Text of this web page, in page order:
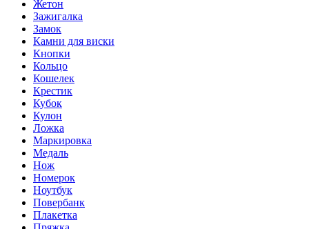
Жетон
Зажигалка
Замок
Камни для виски
Кнопки
Кольцо
Кошелек
Крестик
Кубок
Кулон
Ложка
Маркировка
Медаль
Нож
Номерок
Ноутбук
Повербанк
Плакетка